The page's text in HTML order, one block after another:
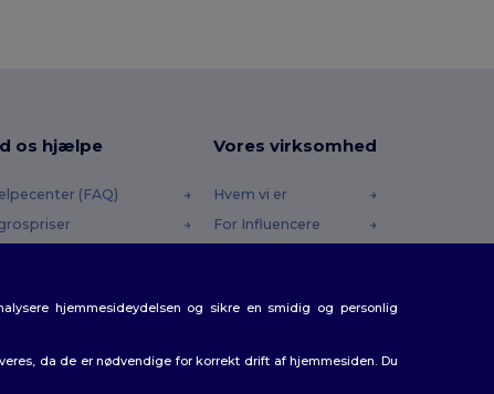
os hjælpe
(FAQ)
Vores virksomhed
Hvem vi er
For Influencere
hjemmesideydelsen og sikre en smidig og personlig
da de er nødvendige for korrekt drift af hjemmesiden. Du